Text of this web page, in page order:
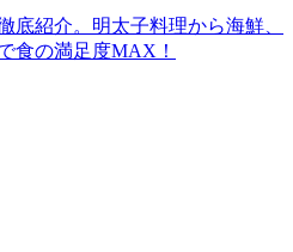
底紹介。明太子料理から海鮮、
食の満足度MAX！